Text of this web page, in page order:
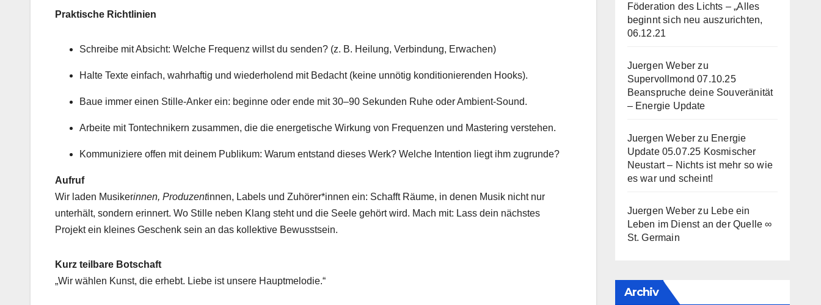
Praktische Richtlinien
Schreibe mit Absicht: Welche Frequenz willst du senden? (z. B. Heilung, Verbindung, Erwachen)
Halte Texte einfach, wahrhaftig und wiederholend mit Bedacht (keine unnötig konditionierenden Hooks).
Baue immer einen Stille-Anker ein: beginne oder ende mit 30–90 Sekunden Ruhe oder Ambient-Sound.
Arbeite mit Tontechnikern zusammen, die die energetische Wirkung von Frequenzen und Mastering verstehen.
Kommuniziere offen mit deinem Publikum: Warum entstand dieses Werk? Welche Intention liegt ihm zugrunde?
Aufruf
Wir laden Musikerinnen, Produzentinnen, Labels und Zuhörer*innen ein: Schafft Räume, in denen Musik nicht nur
unterhält, sondern erinnert. Wo Stille neben Klang steht und die Seele gehört wird. Mach mit: Lass dein nächstes
Projekt ein kleines Geschenk sein an das kollektive Bewusstsein.
Kurz teilbare Botschaft
„Wir wählen Kunst, die erhebt. Liebe ist unsere Hauptmelodie.“
Föderation des Lichts – „Alles
beginnt sich neu auszurichten,
06.12.21
Juergen Weber zu
Supervollmond 07.10.25
Beanspruche deine Souveränität
– Energie Update
Juergen Weber zu Energie
Update 05.07.25 Kosmischer
Neustart – Nichts ist mehr so wie
es war und scheint!
Juergen Weber zu Lebe ein
Leben im Dienst an der Quelle ∞
St. Germain
Archiv